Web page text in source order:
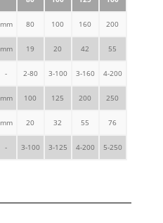
mm 80 100 160 200
mm 19 20 42 55
- 2-80 3-100 3-160 4-200
mm 100 125 200 250
mm 20 32 55 76
- 3-100 3-125 4-200 5-250